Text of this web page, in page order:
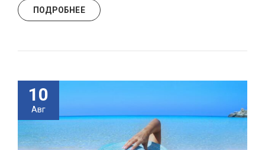
ПОДРОБНЕЕ
10
Авг